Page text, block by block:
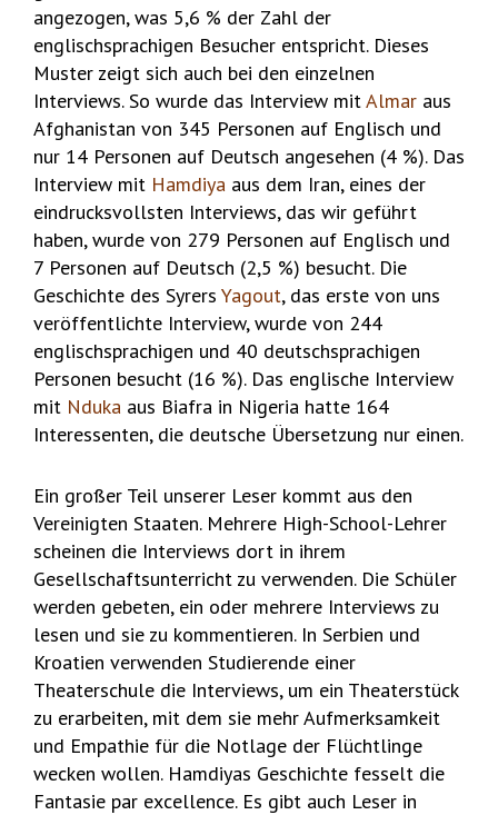
angezogen, was 5,6 % der Zahl der
englischsprachigen Besucher entspricht. Dieses
Muster zeigt sich auch bei den einzelnen
Interviews. So wurde das Interview mitAlmar aus
Afghanistan von 345 Personen auf Englisch und
nur 14 Personen auf Deutsch angesehen (4 %). Das
Interview mit Hamdiya aus dem Iran, eines der
eindrucksvollsten Interviews, das wir geführt
haben, wurde von 279 Personen auf Englisch und
7 Personen auf Deutsch (2,5 %) besucht. Die
Geschichte des Syrers Yagout, das erste von uns
veröffentlichte Interview, wurde von 244
englischsprachigen und 40 deutschsprachigen
Personen besucht (16 %). Das englische Interview
mit Nduka aus Biafra in Nigeria hatte 164
Interessenten, die deutsche Übersetzung nur einen.
Ein großer Teil unserer Leser kommt aus den
Vereinigten Staaten. Mehrere High-School-Lehrer
scheinen die Interviews dort in ihrem
Gesellschaftsunterricht zu verwenden. Die Schüler
werden gebeten, ein oder mehrere Interviews zu
lesen und sie zu kommentieren. In Serbien und
Kroatien verwenden Studierende einer
Theaterschule die Interviews, um ein Theaterstück
zu erarbeiten, mit dem sie mehr Aufmerksamkeit
und Empathie für die Notlage der Flüchtlinge
wecken wollen. Hamdiyas Geschichte fesselt die
Fantasie par excellence. Es gibt auch Leser in